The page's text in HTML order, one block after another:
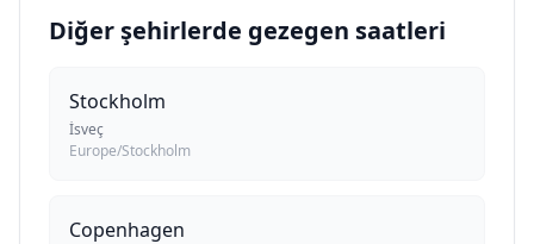
Diğer şehirlerde gezegen saatleri
Stockholm
İsveç
Europe/Stockholm
Copenhagen